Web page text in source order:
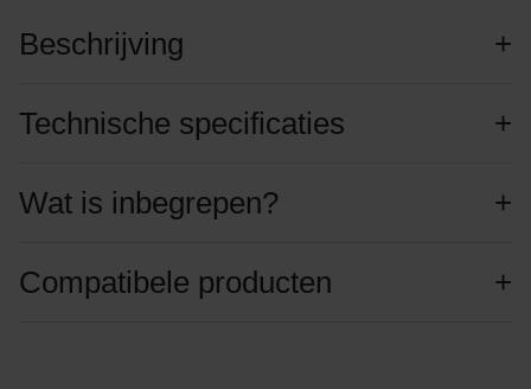
Beschrijving
Technische specificaties
Wat is inbegrepen?
Compatibele producten